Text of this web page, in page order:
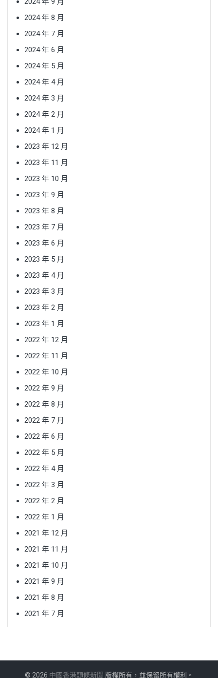
2024 年 8 月
2024 年 7 月
2024 年 6 月
2024 年 5 月
2024 年 4 月
2024 年 3 月
2024 年 2 月
2024 年 1 月
2023 年 12 月
2023 年 11 月
2023 年 10 月
2023 年 9 月
2023 年 8 月
2023 年 7 月
2023 年 6 月
2023 年 5 月
2023 年 4 月
2023 年 3 月
2023 年 2 月
2023 年 1 月
2022 年 12 月
2022 年 11 月
2022 年 10 月
2022 年 9 月
2022 年 8 月
2022 年 7 月
2022 年 6 月
2022 年 5 月
2022 年 4 月
2022 年 3 月
2022 年 2 月
2022 年 1 月
2021 年 12 月
2021 年 11 月
2021 年 10 月
2021 年 9 月
2021 年 8 月
2021 年 7 月
© 2026 中國香港頭條新聞 版權所有，並保留所有權利。